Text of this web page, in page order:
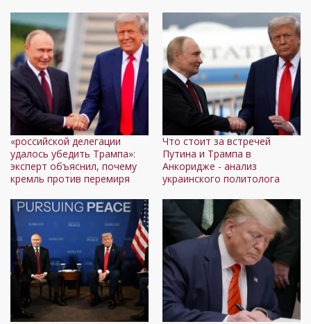
«российской делегации
удалось убедить Трампа»:
эксперт объяснил, почему
кремль против перемиря
Что стоит за встречей
Путина и Трампа в
Анкоридже - анализ
украинского политолога